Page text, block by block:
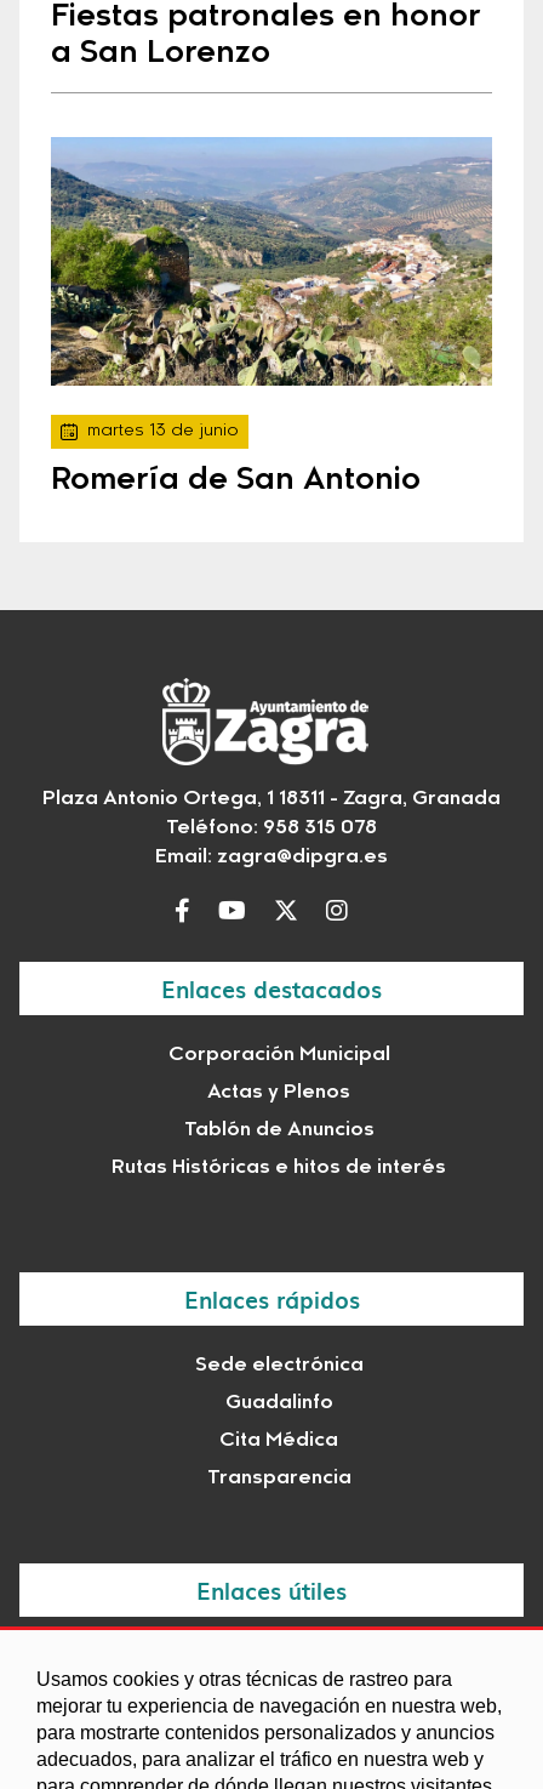
Usamos cookies y otras técnicas de rastreo para
mejorar tu experiencia de navegación en nuestra web,
para mostrarte contenidos personalizados y anuncios
adecuados, para analizar el tráfico en nuestra web y
Fiestas patronales en honor
a San Lorenzo
martes 13 de junio
Romería de San Antonio
Plaza Antonio Ortega, 1 18311 - Zagra, Granada
Teléfono: 958 315 078
Email: zagra@dipgra.es
Enlaces destacados
Corporación Municipal
Actas y Plenos
Tablón de Anuncios
Rutas Históricas e hitos de interés
Enlaces rápidos
Sede electrónica
Guadalinfo
Cita Médica
Transparencia
Enlaces útiles
Agenda
Ordenanzas
Entidades y asociaciones